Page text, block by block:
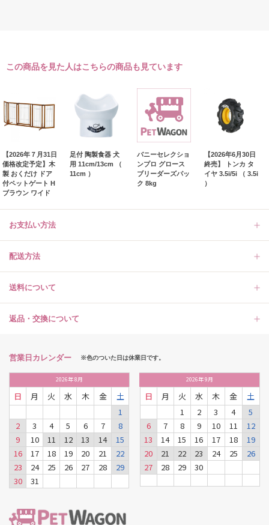
この商品を見た人はこちらの商品も見ています
【2026年７月31日
価格改定予定】木
製 おくだけ ドア
付ペットゲート H
ブラウン ワイド
足付 陶製食器 犬
用 11cm/13cm （
11cm ）
バニーセレクショ
ンプロ グロース
ブリーダーズパッ
ク 8kg
【2026年6月30日
終売】 トンカ タ
イヤ 3.5i/5i （ 3.5i
）
お支払い方法
配送方法
送料について
返品・交換について
営業日カレンダー ※色のついた日は休業日です。
2026年8月
日 月 火 水 木 金
土
1
2
3 4 5 6 7
8
9
10 11 12 13 14
15
16
17 18 19 20 21
22
23
24 25 26 27 28
29
30
31
2026年9月
日 月 火 水 木 金
土
1
2 3 4
5
6
7 8 9 10 11
12
13
14 15 16 17 18
19
20
21 22 23 24 25
26
27
28 29 30